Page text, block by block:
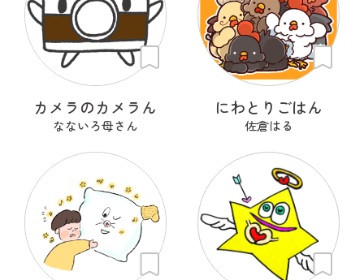
カメラのカメラん
なないろ母さん
にわとりごはん
佐倉はる